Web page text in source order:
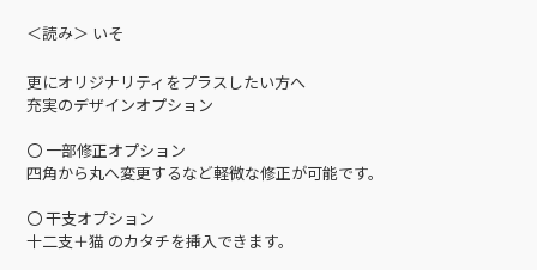
＜読み＞ いそ
更にオリジナリティをプラスしたい方へ
充実のデザインオプション
〇 一部修正オプション
四角から丸へ変更するなど軽微な修正が可能です。
〇 干支オプション
十二支＋猫 のカタチを挿入できます。